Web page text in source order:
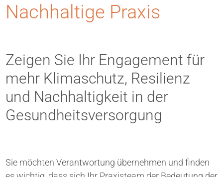
Nachhaltige Praxis
Zeigen Sie Ihr Engagement für
mehr Klimaschutz, Resilienz
und Nachhaltigkeit in der
Gesundheitsversorgung
Sie möchten Verantwortung übernehmen und finden